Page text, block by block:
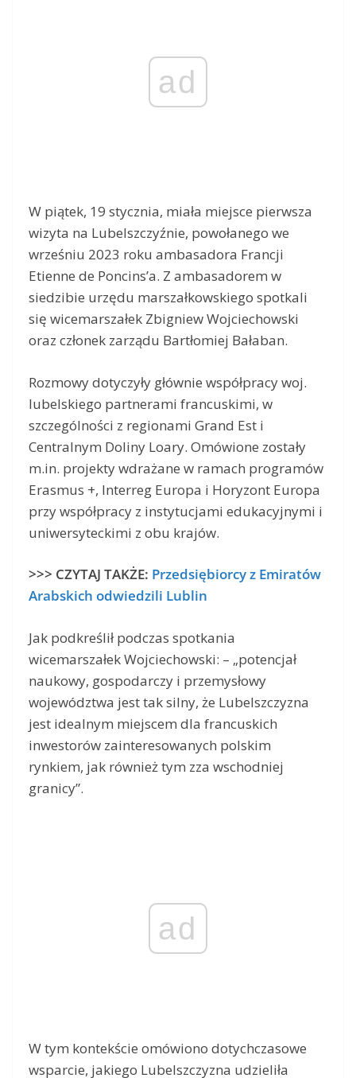
ad
W piątek, 19 stycznia, miała miejsce pierwsza
wizyta na Lubelszczyźnie, powołanego we
wrześniu 2023 roku ambasadora Francji
Etienne de Poncins’a. Z ambasadorem w
siedzibie urzędu marszałkowskiego spotkali
się wicemarszałek Zbigniew Wojciechowski
oraz członek zarządu Bartłomiej Bałaban.
Rozmowy dotyczyły głównie współpracy woj.
lubelskiego partnerami francuskimi, w
szczególności z regionami Grand Est i
Centralnym Doliny Loary. Omówione zostały
m.in. projekty wdrażane w ramach programów
Erasmus +, Interreg Europa i Horyzont Europa
przy współpracy z instytucjami edukacyjnymi i
uniwersyteckimi z obu krajów.
>>> CZYTAJ TAKŻE: Przedsiębiorcy z Emiratów
Arabskich odwiedzili Lublin
Jak podkreślił podczas spotkania
wicemarszałek Wojciechowski: – „potencjał
naukowy, gospodarczy i przemysłowy
województwa jest tak silny, że Lubelszczyzna
jest idealnym miejscem dla francuskich
inwestorów zainteresowanych polskim
rynkiem, jak również tym zza wschodniej
granicy”.
ad
W tym kontekście omówiono dotychczasowe
wsparcie, jakiego Lubelszczyzna udzieliła